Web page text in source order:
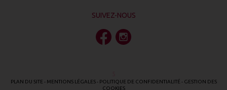
SUIVEZ-NOUS
PLAN DU SITE - MENTIONS LÉGALES- POLITIQUE DE CONFIDENTIALITÉ - GESTION DES
COOKIES